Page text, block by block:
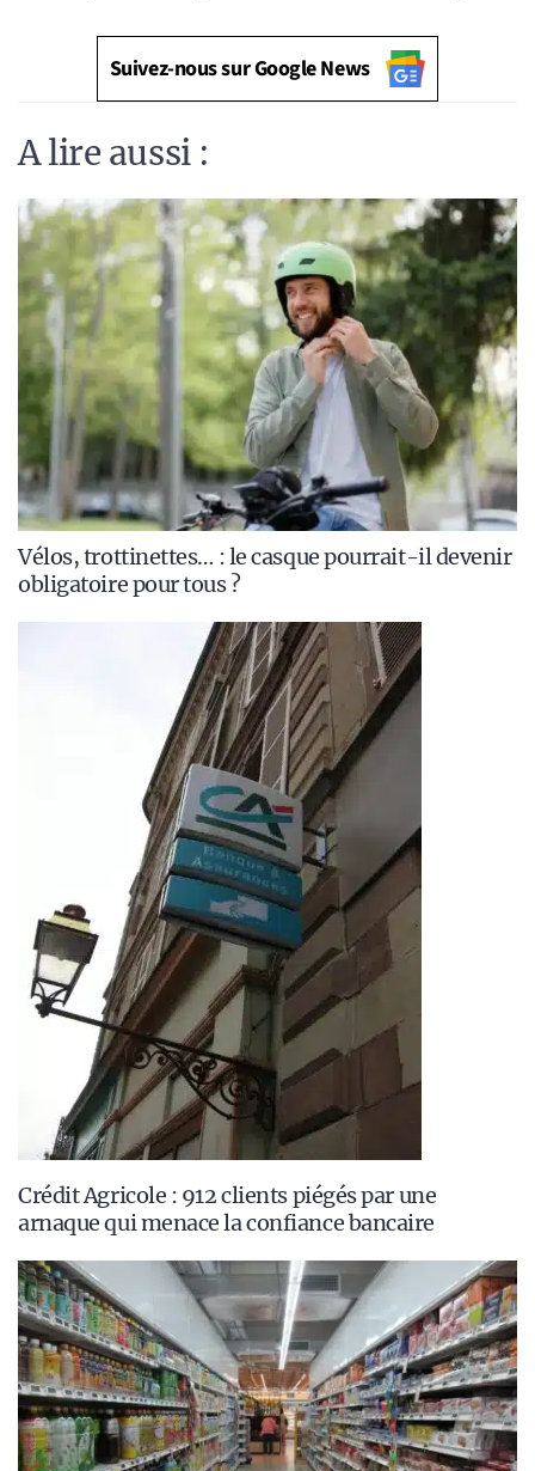
Suivez-nous sur Google News
A lire aussi :
Vélos, trottinettes… : le casque pourrait-il devenir
obligatoire pour tous ?
Crédit Agricole : 912 clients piégés par une
arnaque qui menace la confiance bancaire